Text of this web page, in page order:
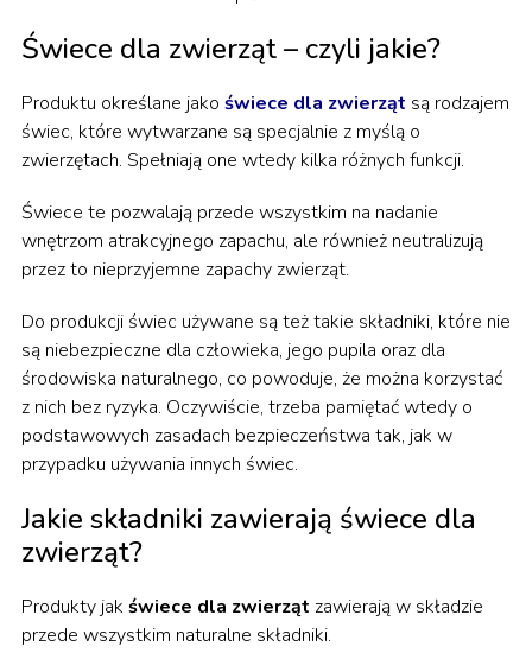
Świece dla zwierząt – czyli jakie?
Produktu określane jako świece dla zwierząt są rodzajem
świec, które wytwarzane są specjalnie z myślą o
zwierzętach. Spełniają one wtedy kilka różnych funkcji.
Świece te pozwalają przede wszystkim na nadanie
wnętrzom atrakcyjnego zapachu, ale również neutralizują
przez to nieprzyjemne zapachy zwierząt.
Do produkcji świec używane są też takie składniki, które nie
są niebezpieczne dla człowieka, jego pupila oraz dla
środowiska naturalnego, co powoduje, że można korzystać
z nich bez ryzyka. Oczywiście, trzeba pamiętać wtedy o
podstawowych zasadach bezpieczeństwa tak, jak w
przypadku używania innych świec.
Jakie składniki zawierają świece dla
zwierząt?
Produkty jak świece dla zwierząt zawierają w składzie
przede wszystkim naturalne składniki.